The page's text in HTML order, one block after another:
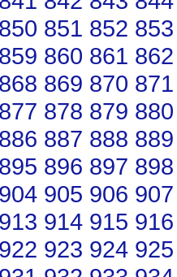
850 851 852 853
859 860 861 862
868 869 870 871
877 878 879 880
886 887 888 889
895 896 897 898
904 905 906 907
913 914 915 916
922 923 924 925